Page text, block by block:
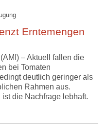
Erntemengen
– Aktuell fallen die
bei Tomaten
deutlich geringer als
Rahmen aus.
die Nachfrage lebhaft.